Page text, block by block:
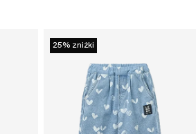
25% zniżki